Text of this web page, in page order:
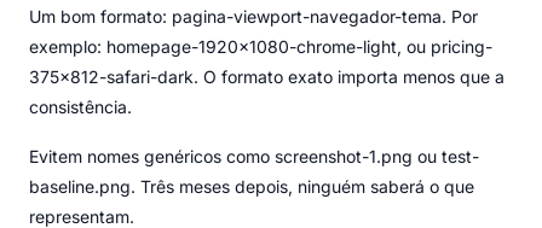
Um bom formato: pagina-viewport-navegador-tema. Por
exemplo: homepage-1920x1080-chrome-light, ou pricing-
375x812-safari-dark. O formato exato importa menos que a
consistência.
Evitem nomes genéricos como screenshot-1.png ou test-
baseline.png. Três meses depois, ninguém saberá o que
representam.